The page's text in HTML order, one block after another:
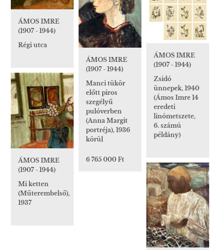
ÁMOS IMRE
(1907 - 1944)
Régi utca
ÁMOS IMRE
(1907 - 1944)
Manci tükör
előtt piros
szegélyű
pulóverben
(Anna Margit
portréja), 1936
körül
6 765 000 Ft
ÁMOS IMRE
(1907 - 1944)
Zsidó
ünnepek, 1940
(Ámos Imre 14
eredeti
linómetszete,
6. számú
példány)
ÁMOS IMRE
(1907 - 1944)
Mi ketten
(Műterembelső),
1937